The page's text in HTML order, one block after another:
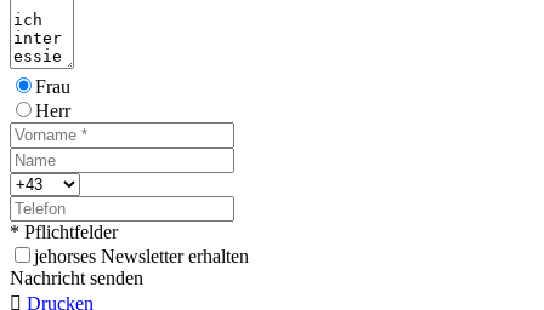
Frau
Herr
* Pflichtfelder
jehorses Newsletter erhalten
Nachricht senden
 Drucken